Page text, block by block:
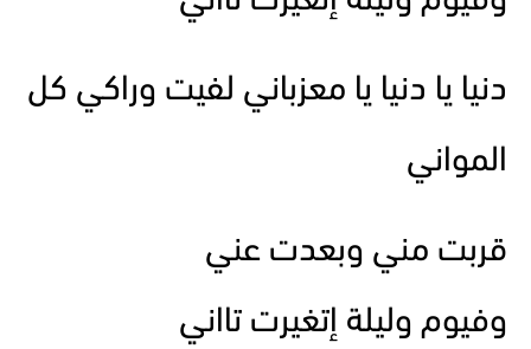
دنيا يا دنيا يا معزباني لفيت وراكي كل
المواني
قربت مني وبعدت عني
وفيوم وليلة إتغيرت تااني